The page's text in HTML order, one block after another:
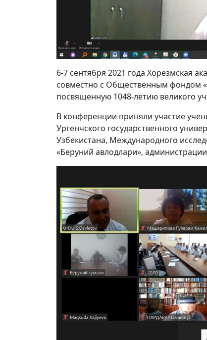
6-7 сентября 2021 года Хорезмская
совместно с Общественным фондом
посвященную 1048-летию великого
В конференции приняли участие
Ургенчского государственного
Узбекистана, Международного
«Беруний авлодлари»,